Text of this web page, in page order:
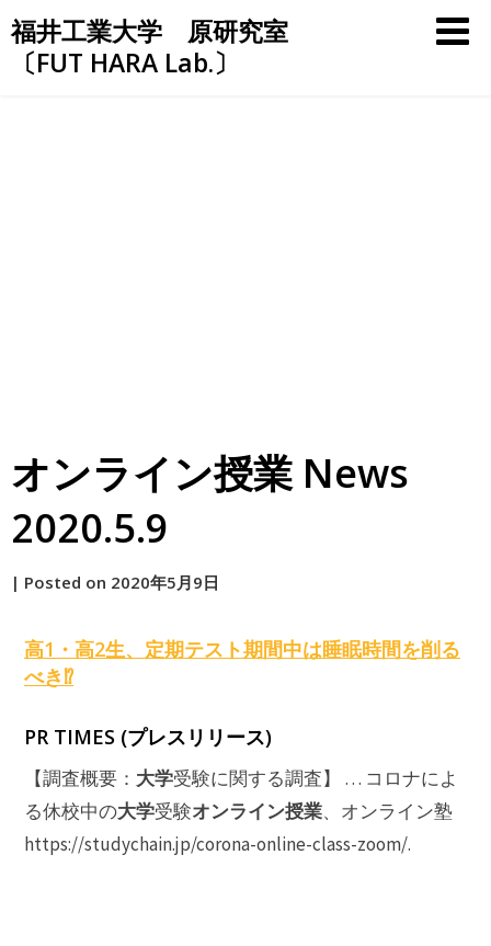
Skip
to
content
福井工業大学 原研究室
〔FUT HARA Lab.〕
オンライン授業 News
2020.5.9
by
| Posted on 2020年5月9日
高1・高2生、定期テスト期間中は睡眠時間を削る
べき⁉
PR TIMES (プレスリリース)
【調査概要： 大学受験に関する調査】 … コロナによ
る休校中の大学受験オンライン授業、オンライン塾
https://studychain.jp/corona-online-class-zoom/.